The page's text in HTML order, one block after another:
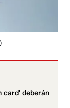
card' deberán